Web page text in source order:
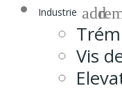
Industrie add
Vis